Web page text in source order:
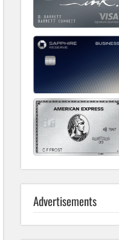
Advertisements